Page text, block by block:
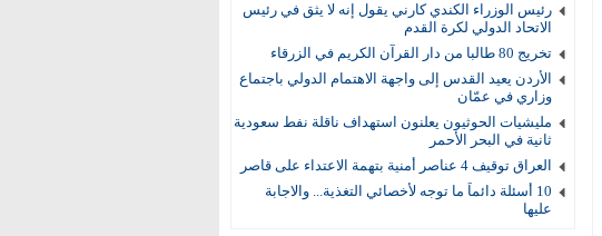
رئيس الوزراء الكندي كارني يقول إنه لا يثق في رئيس
الاتحاد الدولي لكرة القدم
تخريج 80 طالبا من دار القرآن الكريم في الزرقاء
الأردن يعيد القدس إلى واجهة الاهتمام الدولي باجتماع
وزاري في عمّان
مليشيات الحوثيون يعلنون استهداف ناقلة نفط سعودية
ثانية في البحر الأحمر
العراق توقيف 4 عناصر أمنية بتهمة الاعتداء على قاصر
10 أسئلة دائماً ما توجه لأخصائي التغذية... والاجابة
عليها